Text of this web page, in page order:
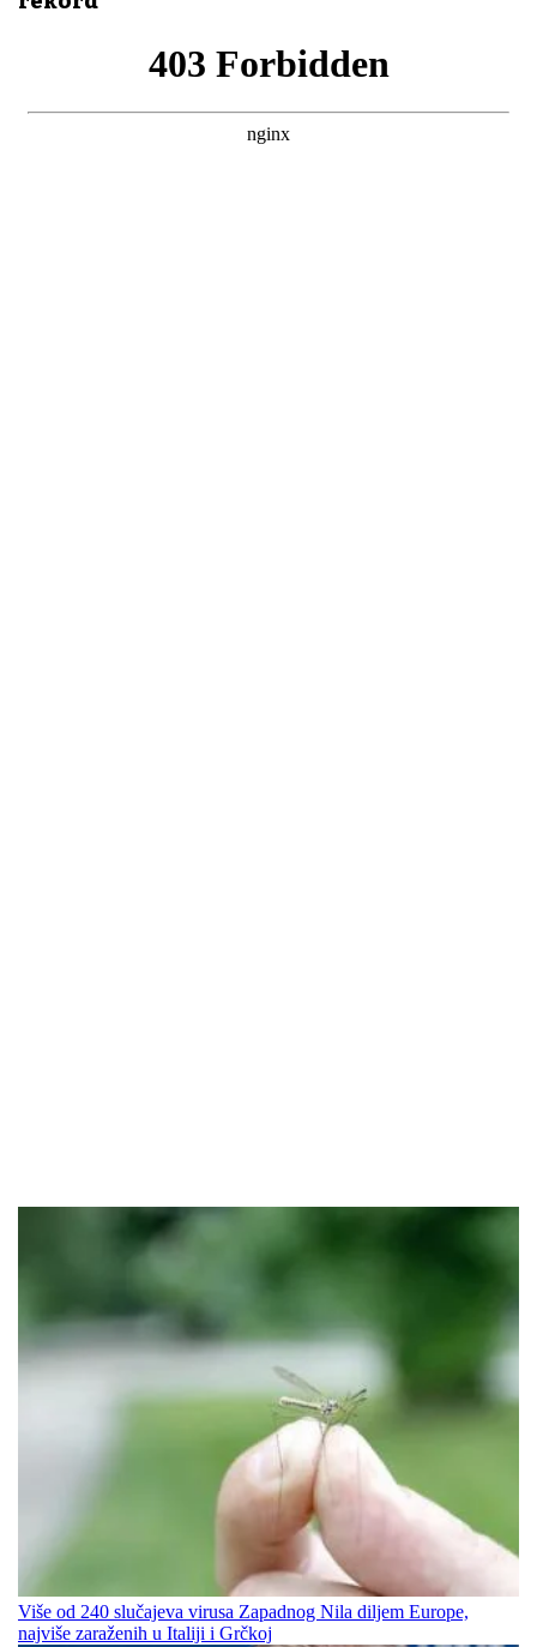
Više od 240 slučajeva virusa Zapadnog Nila diljem Europe,
najviše zaraženih u Italiji i Grčkoj